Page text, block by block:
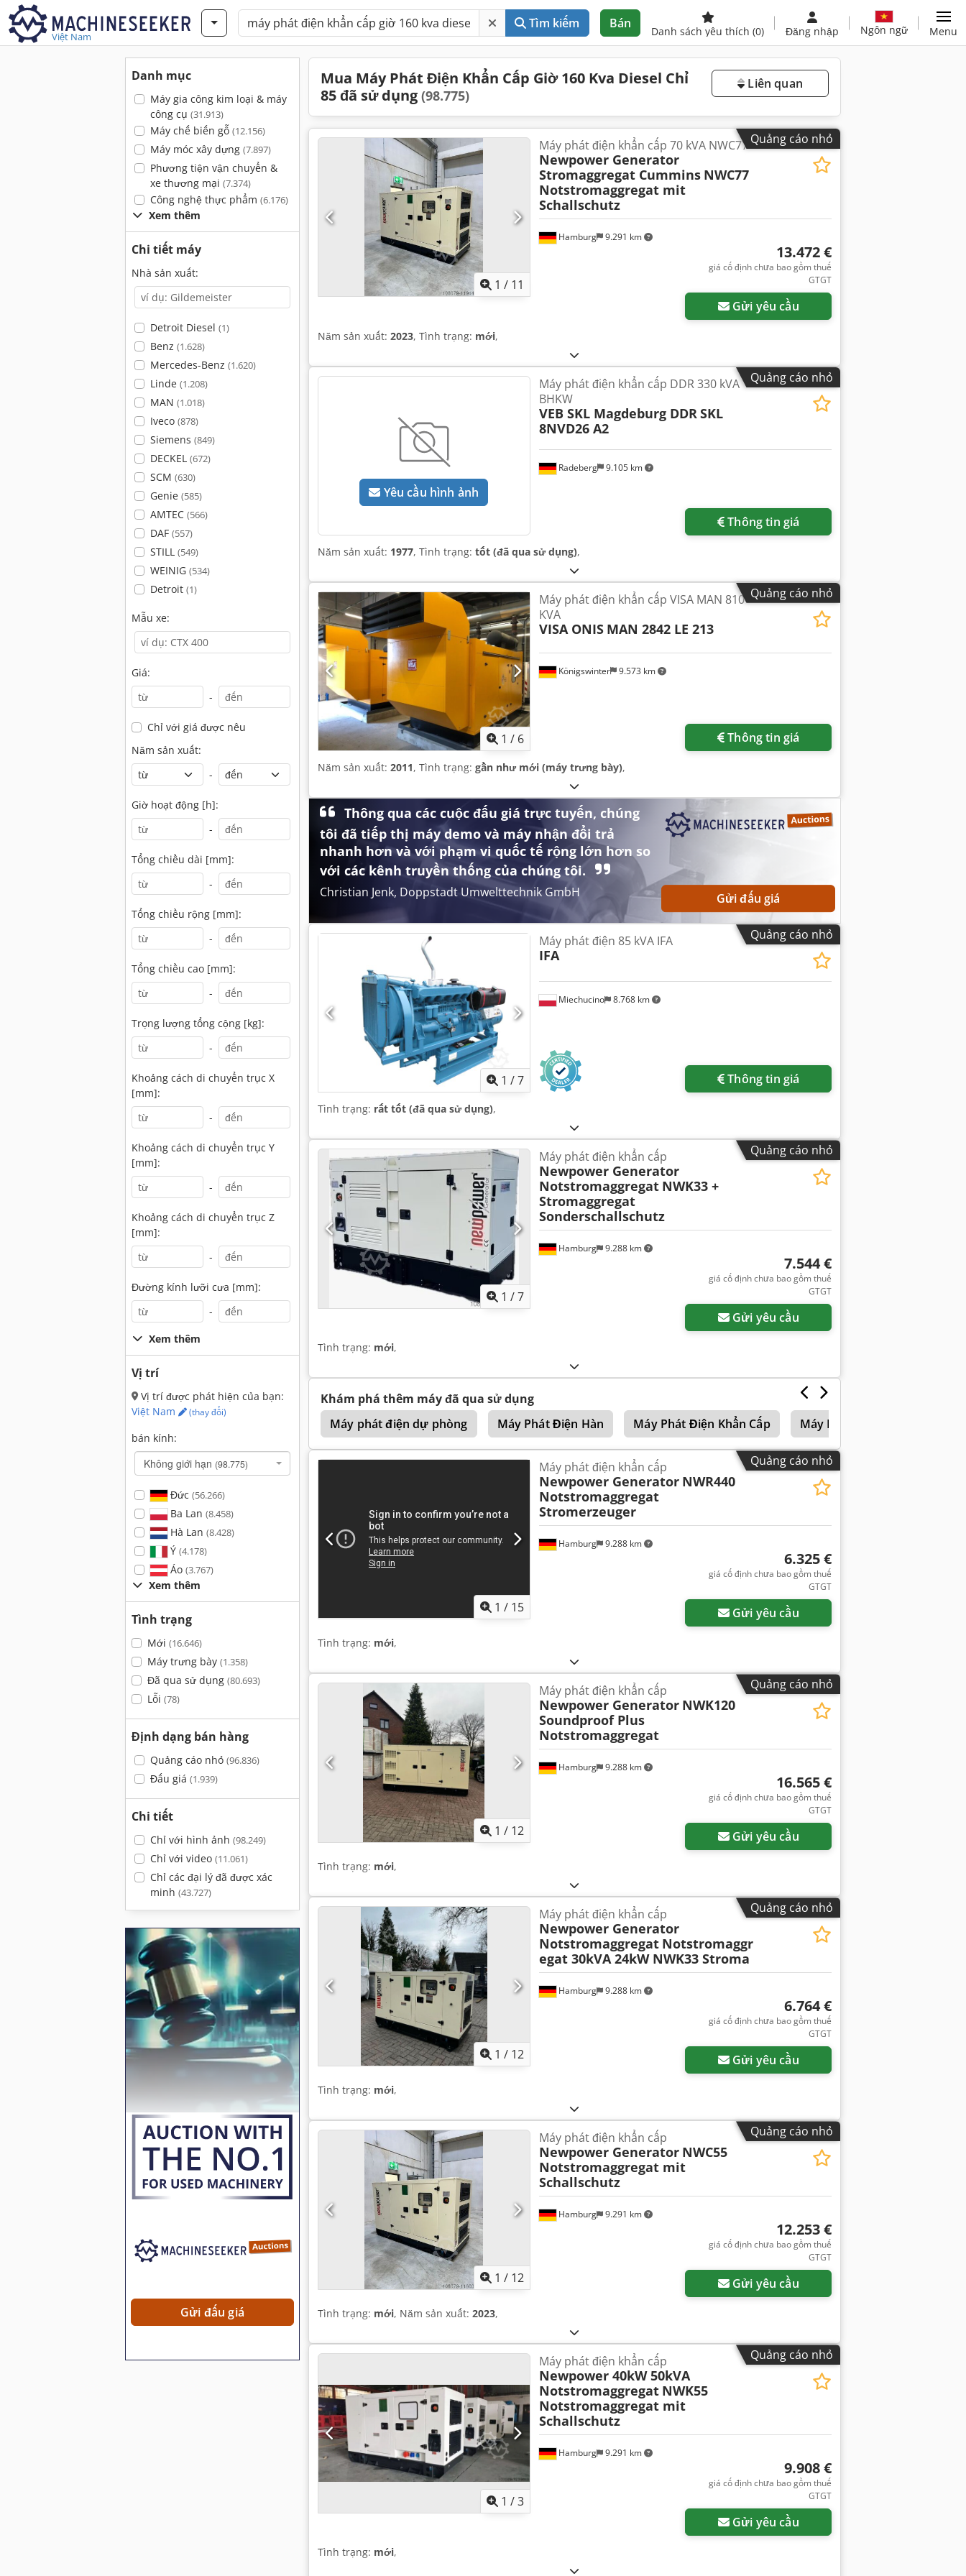
Việt Nam
Tìm kiếm Bán
Danh sách yêu thích (0) Đăng nhập Ngôn ngữ Menu
Danh mục
Máy gia công kim loại & máy
công cụ (31.913)
Máy chế biến gỗ (12.156)
Máy móc xây dựng (7.897)
Phương tiện vận chuyển &
xe thương mại (7.374)
Công nghệ thực phẩm (6.176)
Xem thêm
Chi tiết máy
Nhà sản xuất:
Detroit Diesel (1)
Benz (1.628)
Mercedes-Benz (1.620)
Linde (1.208)
MAN (1.018)
Iveco (878)
Siemens (849)
DECKEL (672)
SCM (630)
Genie (585)
AMTEC (566)
DAF (557)
STILL (549)
WEINIG (534)
Detroit (1)
Mẫu xe:
Giá:
-
Chỉ với giá được nêu
Năm sản xuất:
-
Giờ hoạt động [h]:
-
Tổng chiều dài [mm]:
-
Tổng chiều rộng [mm]:
-
Tổng chiều cao [mm]:
-
Trọng lượng tổng cộng [kg]:
-
Khoảng cách di chuyển trục X
[mm]:
-
Khoảng cách di chuyển trục Y
[mm]:
-
Khoảng cách di chuyển trục Z
[mm]:
-
Đường kính lưỡi cưa [mm]:
-
Xem thêm
Vị trí
Vị trí được phát hiện của bạn:
Việt Nam
(thay đổi)
bán kính:
Không giới hạn (98.775)
Đức (56.266)
Ba Lan (8.458)
Hà Lan (8.428)
Ý (4.178)
Áo (3.767)
Xem thêm
Tình trạng
Mới (16.646)
Máy trưng bày (1.358)
Đã qua sử dụng (80.693)
Lỗi (78)
Định dạng bán hàng
Quảng cáo nhỏ (96.836)
Đấu giá (1.939)
Chi tiết
Chỉ với hình ảnh (98.249)
Chỉ với video (11.061)
Chỉ các đại lý đã được xác
minh (43.727)
Gửi đấu giá
Mua Máy Phát Điện Khẩn Cấp Giờ 160 Kva Diesel Chỉ
85 đã sử dụng (98.775)
Liên quan
Quảng cáo nhỏ
1 / 11
Hamburg 9.291 km
Máy phát điện khẩn cấp 70 kVA NWC77
Newpower Generator
Stromaggregat Cummins NWC77
Notstromaggregat mit
Schallschutz
13.472 €
giá cố định chưa bao gồm thuế
GTGT
Gửi yêu cầu
Năm sản xuất: 2023, Tình trạng: mới,
Quảng cáo nhỏ
Yêu cầu hình ảnh
Radeberg 9.105 km
Máy phát điện khẩn cấp DDR 330 kVA
BHKW
VEB SKL Magdeburg DDRSKL
8NVD26 A2
Thông tin giá
Năm sản xuất: 1977, Tình trạng: tốt (đã qua sử dụng),
Quảng cáo nhỏ
1 / 6
Königswinter 9.573 km
Máy phát điện khẩn cấp VISA MAN 810
KVA
VISA ONIS MAN 2842 LE 213
Thông tin giá
Năm sản xuất: 2011, Tình trạng: gần như mới (máy trưng bày),
Thông qua các cuộc đấu giá trực tuyến, chúng
tôi đã tiếp thị máy demo và máy nhận đổi trả
nhanh hơn và với phạm vi quốc tế rộng lớn hơn so
với các kênh truyền thống của chúng tôi.
Christian Jenk, Doppstadt Umwelttechnik GmbH Gửi đấu giá
Quảng cáo nhỏ
1 /7
Miechucino 8.768 km
Máy phát điện 85 kVA IFA
IFA
Thông tin giá
Tình trạng: rất tốt (đã qua sử dụng),
Quảng cáo nhỏ
1 /7
Hamburg 9.288 km
Máy phát điện khẩn cấp
Newpower Generator
Notstromaggregat NWK33 +
Stromaggregat
Sonderschallschutz
7.544 €
giá cố định chưa bao gồm thuế
GTGT
Gửi yêu cầu
Tình trạng: mới,
Khám phá thêm máy đã qua sử dụng
Máy phát điện dự phòng
Máy Phát Điện Hàn Máy Phát Điện Khẩn Cấp Máy Phát Điện Khẩn Cấp
Quảng cáo nhỏ
1 / 15
Hamburg 9.288 km
Máy phát điện khẩn cấp
Newpower Generator NWR440
Notstromaggregat
Stromerzeuger
6.325 €
giá cố định chưa bao gồm thuế
GTGT
Gửi yêu cầu
Tình trạng: mới,
Quảng cáo nhỏ
1 / 12
Hamburg 9.288 km
Máy phát điện khẩn cấp
Newpower Generator NWK120
Soundproof Plus
Notstromaggregat
16.565 €
giá cố định chưa bao gồm thuế
GTGT
Gửi yêu cầu
Tình trạng: mới,
Quảng cáo nhỏ
1 / 12
Hamburg 9.288 km
Máy phát điện khẩn cấp
Newpower Generator
Notstromaggregat Notstromaggr
egat 30kVA 24kW NWK33 Stroma
6.764 €
giá cố định chưa bao gồm thuế
GTGT
Gửi yêu cầu
Tình trạng: mới,
Quảng cáo nhỏ
1 / 12
Hamburg 9.291 km
Máy phát điện khẩn cấp
Newpower Generator NWC55
Notstromaggregat mit
Schallschutz
12.253 €
giá cố định chưa bao gồm thuế
GTGT
Gửi yêu cầu
Tình trạng: mới, Năm sản xuất: 2023,
Quảng cáo nhỏ
1 /3
Hamburg 9.291 km
Máy phát điện khẩn cấp
Newpower 40kW 50kVA
Notstromaggregat NWK55
Notstromaggregat mit
Schallschutz
9.908 €
giá cố định chưa bao gồm thuế
GTGT
Gửi yêu cầu
Tình trạng: mới,